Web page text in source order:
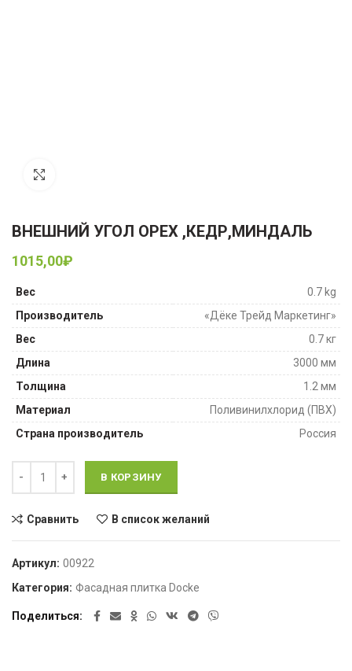
ВНЕШНИЙ УГОЛ ОРЕХ ,КЕДР,МИНДАЛЬ
1015,00₽
Вес
0.7 kg
Производитель
«Дёке Трейд Маркетинг»
Вес
0.7 кг
Длина
3000 мм
Толщина
1.2 мм
Материал
Поливинилхлорид (ПВХ)
Страна производитель
Россия
В КОРЗИНУ
Сравнить В список желаний
Артикул: 00922
Категория: Фасадная плитка Docke
Поделиться